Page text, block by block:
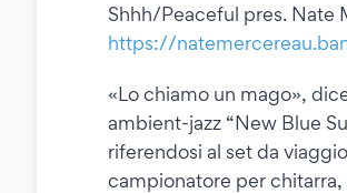
Shhh/Peaceful pres. Nate
https://
«Lo chiamo un mago»,
ambient-jazz “New Blue
riferendosi al set da
campionatore per